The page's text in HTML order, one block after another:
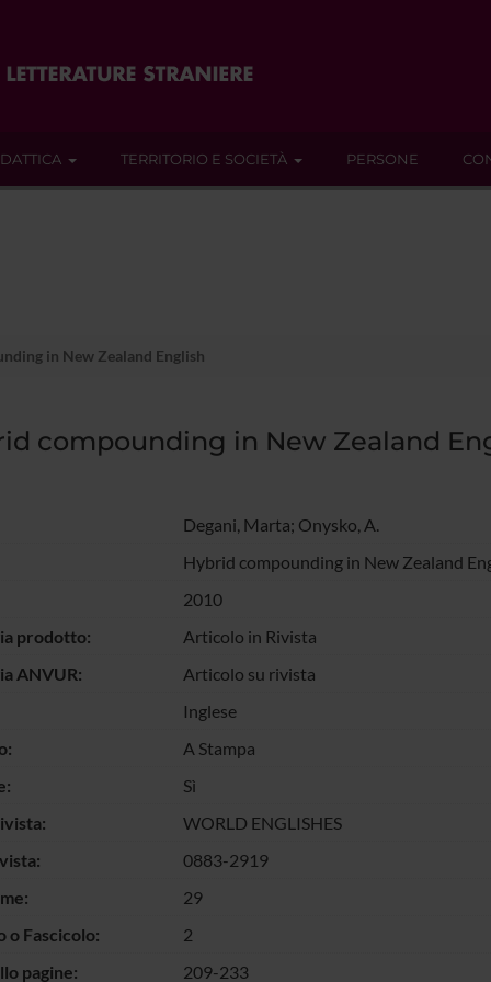
TERRITORIO E SOCIETÀ PERSONE
in New Zealand English
compounding in New Zealand
Degani, Marta; Onysko, A.
Hybrid compounding in New Zealand
2010
prodotto:
Articolo in Rivista
ANVUR:
Articolo su rivista
Inglese
A Stampa
Sì
WORLD ENGLISHES
0883-2919
29
o Fascicolo:
2
pagine:
209-233